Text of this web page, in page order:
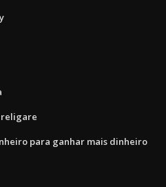
religare
para ganhar mais dinheiro